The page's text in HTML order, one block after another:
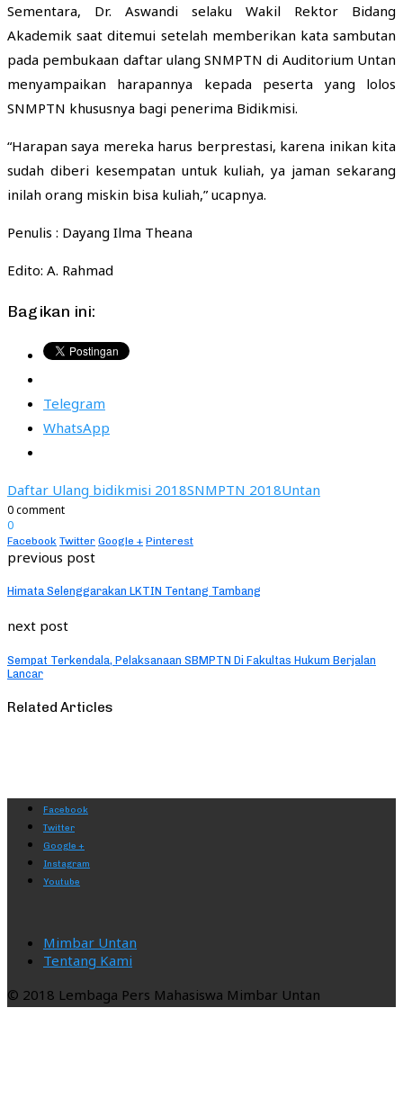
Sementara, Dr. Aswandi selaku Wakil Rektor Bidang
Akademik saat ditemui setelah memberikan kata sambutan
pada pembukaan daftar ulang SNMPTN di Auditorium Untan
menyampaikan harapannya kepada peserta yang lolos
SNMPTN khususnya bagi penerima Bidikmisi.
“Harapan saya mereka harus berprestasi, karena inikan kita
sudah diberi kesempatan untuk kuliah, ya jaman sekarang
inilah orang miskin bisa kuliah,” ucapnya.
Penulis : Dayang Ilma Theana
Edito: A. Rahmad
Bagikan ini:
Telegram
WhatsApp
Daftar Ulang bidikmisi 2018SNMPTN 2018Untan
0 comment
0
Facebook Twitter Google + Pinterest
previous post
Himata Selenggarakan LKTIN Tentang Tambang
next post
Sempat Terkendala, Pelaksanaan SBMPTN Di Fakultas Hukum Berjalan
Lancar
Related Articles
Facebook
Twitter
Google +
Instagram
Youtube
Mimbar Untan
Tentang Kami
© 2018 Lembaga Pers Mahasiswa Mimbar Untan